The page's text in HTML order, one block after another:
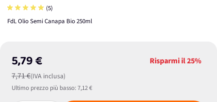
(5)
FdL Olio Semi Canapa Bio 250ml
5,79 €
7,71 €(IVA inclusa)
Risparmi il25%
Ultimo prezzo più basso:7,12 €